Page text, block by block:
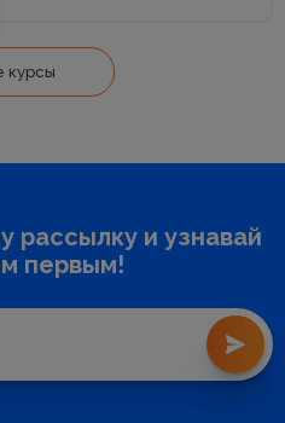
курсы
рассылку и узнавай
первым!